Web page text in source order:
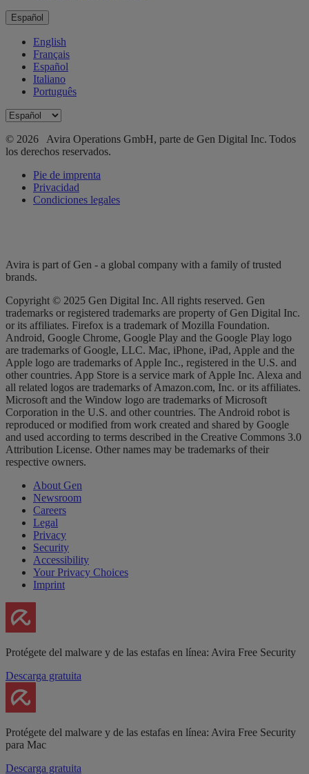
Español
English
Français
Español
Italiano
Português
© 2026 Avira Operations GmbH, parte de Gen Digital Inc. Todos
los derechos reservados.
Pie de imprenta
Privacidad
Condiciones legales
Avira is part of Gen - a global company with a family of trusted
brands.
Copyright © 2025 Gen Digital Inc. All rights reserved. Gen
trademarks or registered trademarks are property of Gen Digital Inc.
or its affiliates. Firefox is a trademark of Mozilla Foundation.
Android, Google Chrome, Google Play and the Google Play logo
are trademarks of Google, LLC. Mac, iPhone, iPad, Apple and the
Apple logo are trademarks of Apple Inc., registered in the U.S. and
other countries. App Store is a service mark of Apple Inc. Alexa and
all related logos are trademarks of Amazon.com, Inc. or its affiliates.
Microsoft and the Window logo are trademarks of Microsoft
Corporation in the U.S. and other countries. The Android robot is
reproduced or modified from work created and shared by Google
and used according to terms described in the Creative Commons 3.0
Attribution License. Other names may be trademarks of their
respective owners.
About Gen
Newsroom
Careers
Legal
Privacy
Security
Accessibility
Your Privacy Choices
Imprint
Protégete del malware y de las estafas en línea: Avira Free Security
Descarga gratuita
Protégete del malware y de las estafas en línea: Avira Free Security
para Mac
Descarga gratuita